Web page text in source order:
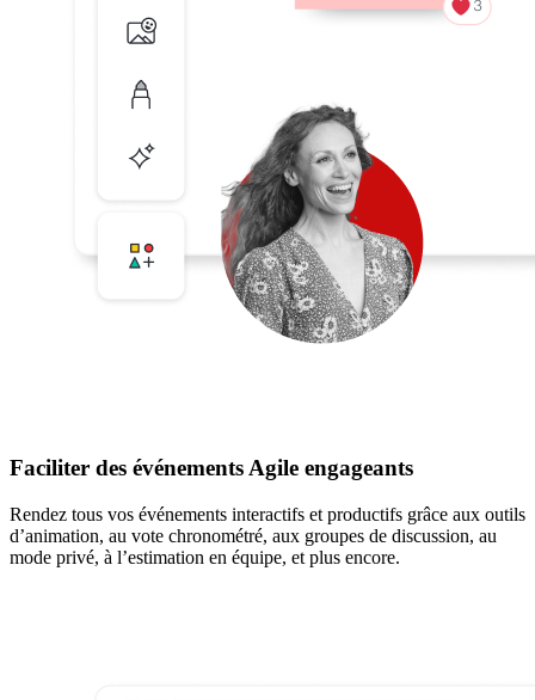
Faciliter des événements Agile engageants
Rendez tous vos événements interactifs et productifs grâce aux outils
d’animation, au vote chronométré, aux groupes de discussion, au
mode privé, à l’estimation en équipe, et plus encore.